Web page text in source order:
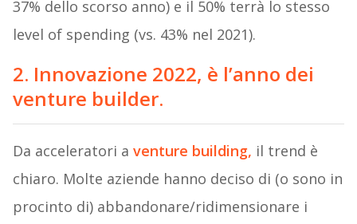
37% dello scorso anno) e il 50% terrà lo stesso
level of spending (vs. 43% nel 2021).
2. Innovazione 2022, è l’anno dei
venture builder.
Da acceleratori a venture building, il trend è
chiaro. Molte aziende hanno deciso di (o sono in
procinto di) abbandonare/ridimensionare i